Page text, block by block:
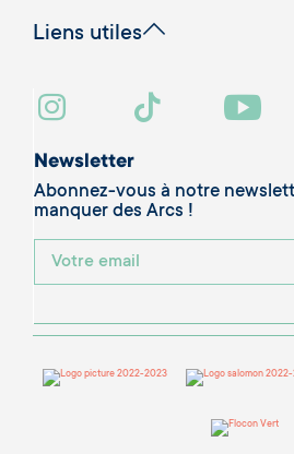
Liens utiles
Newsletter
Abonnez-vous à notre
manquer des Arcs !